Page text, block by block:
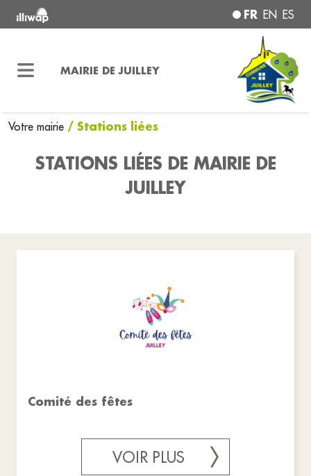
FR EN ES
MAIRIE DE JUILLEY
Votre mairie / Stations liées
STATIONS LIÉES DE MAIRIE DE
JUILLEY
Comité des fêtes
VOIR PLUS